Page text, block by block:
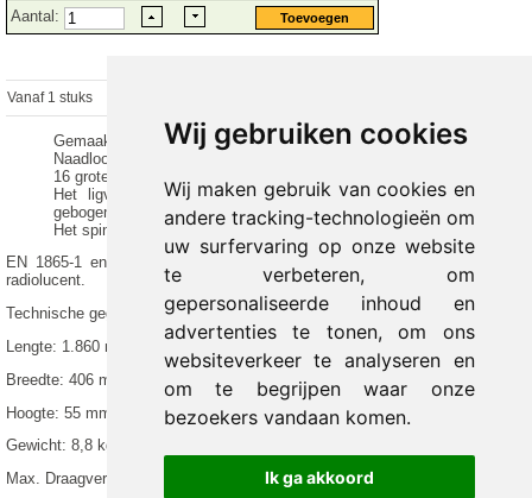
Wij gebruiken cookies
Wij maken gebruik van cookies en
andere tracking-technologieën om
uw surfervaring op onze website
te verbeteren, om
gepersonaliseerde inhoud en
advertenties te tonen, om ons
websiteverkeer te analyseren en
om te begrijpen waar onze
bezoekers vandaan komen.
Ik ga akkoord
Aantal:
Vanaf 1 stuks
Gemaakt van extreem robuust polyethyleen
Naadloos vervaardigd, dus ondoordringbaar voor vloeistoffen
16 grote handgrepen rondom voor gemakkelijk vervoer van de patiënt
Het ligvlak is comfortabel gebogen en het voeteneinde is licht
gebogen voor een beter herstel van de patiënt.
Het spineboard komt overeen met de
EN 1865-1 en is ook geschikt voor reddingsoperaties in water en 100%
radiolucent.
Technische gegevens:
Lengte: 1.860 mm
Breedte: 406 mm
Hoogte: 55 mm
Gewicht: 8,8 kg
Max. Draagvermogen: 200 kg